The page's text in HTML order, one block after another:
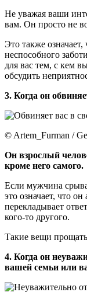
Не уважая ваши
вам. Он просто не
Это также
неспособного
для вас тем, с кем
обсудить
3. Когда он
© Artem_Furman /
Он взрослый
кроме него самого.
Если мужчина
это означает, что
перекладывает
кого-то другого.
Такие вещи прощать
4. Когда он
вашей семьи или